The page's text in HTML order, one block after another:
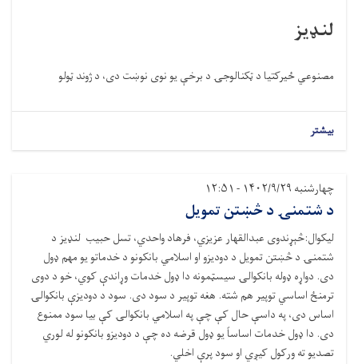
لنډيز
مصنوعي ځيرکتیا د ټکنالوجۍ د برخې یو نوی نوښت دی، د ژوند ټولو
بیشتر
چهارشنبه ۱۴۰۲/۹/۲۹ - ۱۲:۵۱
د شتمنۍ د څښتن تمویل
لیکوال:څېړندوی عبدالقهار عزیزي، فرهاد واحدي، تسل حبیب لنډیز د
شتمنۍ د څښتن تمویل د دودیزو او اسلامي بانکونو د خدماتو یو مهم ډول
دی. دواړه ډوله بانکوالۍ سیسټمونه دا ډول خدمات وړاندې کوي، خو د دوی
ترمنځ اساسي توپیر هم شته. هغه توپیر د سود دی. سود د دودیزې بانکوالۍ
اساس دی، په داسې حال کې چې په اسلامي بانکوالۍ کې بیا سود ممنوع
دی. دا ډول خدمات اساساً یو ډول قرضه ده چې د دودیزو بانکونو له لوري
تصدیو ته ورکول کیږي او سود پرې اخلي.